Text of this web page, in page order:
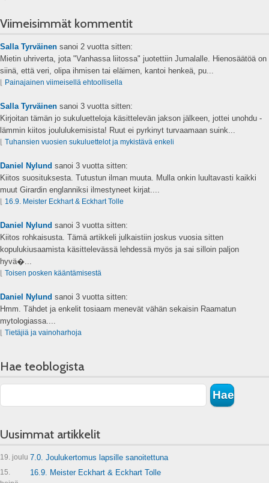
Viimeisimmät kommentit
Salla Tyrväinen sanoi 2 vuotta sitten:
Mietin uhriverta, jota "Vanhassa liitossa" juotettiin Jumalalle. Hienosäätöä on
siinä, että veri, olipa ihmisen tai eläimen, kantoi henkeä, pu...
⌊ Painajainen viimeisellä ehtoollisella
Salla Tyrväinen sanoi 3 vuotta sitten:
Kirjoitan tämän jo sukuluetteloja käsittelevän jakson jälkeen, jottei unohdu -
lämmin kiitos joululukemisista! Ruut ei pyrkinyt turvaamaan suink...
⌊ Tuhansien vuosien sukuluettelot ja mykistävä enkeli
Daniel Nylund sanoi 3 vuotta sitten:
Kiitos suosituksesta. Tutustun ilman muuta. Mulla onkin luultavasti kaikki
muut Girardin englanniksi ilmestyneet kirjat....
⌊ 16.9. Meister Eckhart & Eckhart Tolle
Daniel Nylund sanoi 3 vuotta sitten:
Kiitos rohkaisusta. Tämä artikkeli julkaistiin joskus vuosia sitten
kopulukiusaamista käsittelevässä lehdessä myös ja sai silloin paljon
hyvä�...
⌊ Toisen posken kääntämisestä
Daniel Nylund sanoi 3 vuotta sitten:
Hmm. Tähdet ja enkelit tosiaam menevät vähän sekaisin Raamatun
mytologiassa....
⌊ Tietäjiä ja vainoharhoja
Hae teoblogista
Uusimmat artikkelit
19. joulu 7.0. Joulukertomus lapsille sanoitettuna
15.
16.9. Meister Eckhart & Eckhart Tolle